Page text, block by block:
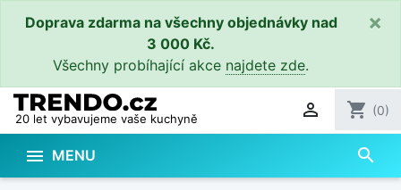
Doprava zdarma na všechny objednávky nad
3 000 Kč.
Všechny probíhající akce najdete zde.
×
20 let vybavujeme vaše kuchyně  shopping_cart (0)
 MENU search